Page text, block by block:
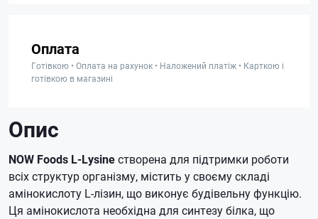
Оплата
Готівкою • Оплата на рахунок • Наложений платіж • Карткою і
готівкою в магазині
Опис
NOW Foods L-Lysineстворена для підтримки роботи
всіх структур організму, містить у своєму складі
амінокислоту L-лізин, що виконує будівельну функцію.
Ця амінокислота необхідна для синтезу білка, що